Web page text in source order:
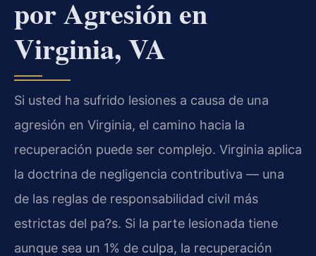
por Agresión en
Virginia, VA
Si usted ha sufrido lesiones a causa de una
agresión en Virginia, el camino hacia la
recuperación puede ser complejo. Virginia aplica
la doctrina de negligencia contributiva — una
de las reglas de responsabilidad civil más
estrictas del pa?s. Si la parte lesionada tiene
aunque sea un 1% de culpa, la recuperación